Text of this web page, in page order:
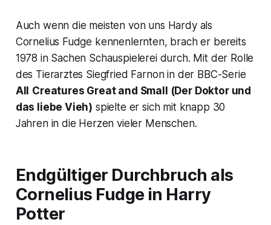
Auch wenn die meisten von uns Hardy als
Cornelius Fudge kennenlernten, brach er bereits
1978 in Sachen Schauspielerei durch. Mit der Rolle
des Tierarztes Siegfried Farnon in der BBC-Serie
All
Creatures Great and Small (Der Doktor und
das liebe Vieh) spielte er sich mit knapp 30
Jahren in die Herzen vieler Menschen.
Endgültiger Durchbruch als
Cornelius Fudge in Harry
Potter